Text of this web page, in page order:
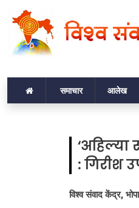
समाचार आलेख
: गिरीश
विश्व संवाद केंद्र,